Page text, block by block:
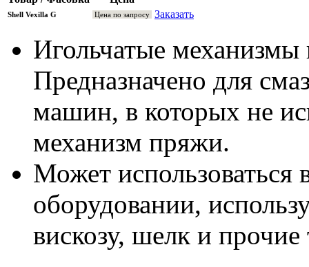
Shell Vexilla G Цена по запросу Заказать
Игольчатые
Предназначено для
машин, в которых не
механизм пряжи.
Может использоваться
оборудовании,
вискозу, шелк и